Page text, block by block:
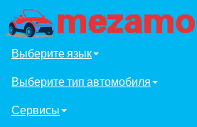
Выберите язык
Выберите тип автомобиля
Сервисы